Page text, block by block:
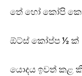
තේ හෝ කෝපි
ඕට්ස් කෝප්ප ½ ක්
යොදය ඉවත් කළ